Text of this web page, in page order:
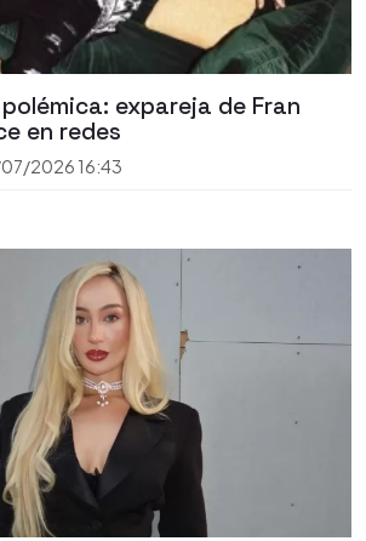
expareja de Fran
en redes
2026 16:43